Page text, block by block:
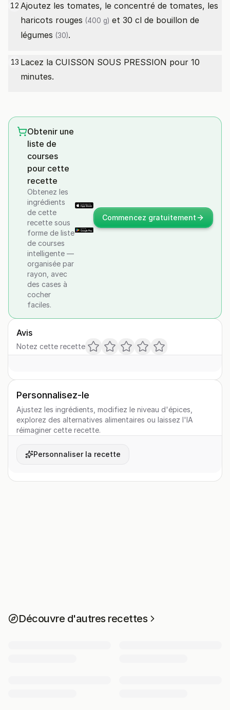
12 Ajoutez les tomates, le concentré de tomates, les
haricots rouges (400 g) et 30 cl de bouillon de
légumes (30).
13 Lacez la CUISSON SOUS PRESSION pour 10
minutes.
Obtenir une
liste de
courses
pour cette
recette
Obtenez les
ingrédients
de cette
recette sous
forme de liste
de courses
intelligente —
organisée par
rayon, avec
des cases à
cocher
faciles.
Commencez gratuitement
Avis
Notez cette recette
Personnalisez-le
Ajustez les ingrédients, modifiez le niveau d'épices,
explorez des alternatives alimentaires ou laissez l'IA
réimaginer cette recette.
Personnaliser la recette
Découvre d'autres recettes